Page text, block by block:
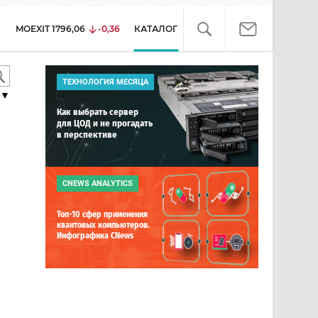
MOEXIT 1796,06 -0,36 КАТАЛОГ
▼
ТЕХНОЛОГИЯ МЕСЯЦА
Как выбрать сервер
для ЦОД и не прогадать
в перспективе
CNEWS ANALYTICS
Топ-10 сфер применения
квантовых компьютеров.
Инфографика CNews